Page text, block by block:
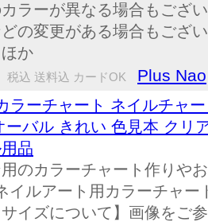
ラーが異なる場合もござ
の変更がある場合もござ
か
税込 送料込 カードOK Plus Nao
ラーチャート ネイルチャ
ーバル きれい 色見本 クリ
品
のカラーチャート作りや
イルアート用カラーチャ
イズについて】画像をご